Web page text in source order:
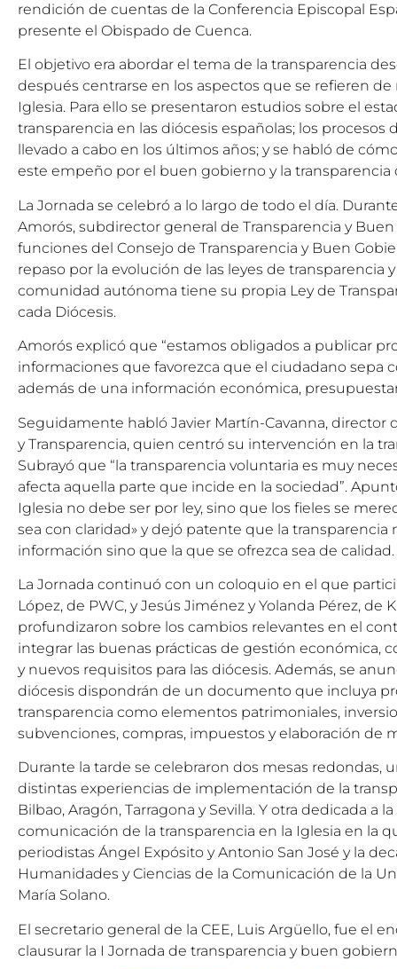
rendición de cuentas de la Conferencia Episcopal
presente el Obispado de Cuenca.
El objetivo era abordar el tema de la transparencia
después centrarse en los aspectos que se refieren de
Iglesia. Para ello se presentaron estudios sobre el
transparencia en las diócesis españolas; los procesos
llevado a cabo en los últimos años; y se habló de
este empeño por el buen gobierno y la transparencia
La Jornada se celebró a lo largo de todo el día.
Amorós, subdirector general de Transparencia y
funciones del Consejo de Transparencia y Buen
repaso por la evolución de las leyes de transparencia
comunidad autónoma tiene su propia Ley de
cada Diócesis.
Amorós explicó que “estamos obligados a publicar
informaciones que favorezca que el ciudadano sepa
además de una información económica,
Seguidamente habló Javier Martín-Cavanna, director
y Transparencia, quien centró su intervención en la
Subrayó que “la transparencia voluntaria es muy
afecta aquella parte que incide en la sociedad”.
Iglesia no debe ser por ley, sino que los fieles se
sea con claridad» y dejó patente que la
información sino que la que se ofrezca sea de calidad.
La Jornada continuó con un coloquio en el que
López, de PWC, y Jesús Jiménez y Yolanda Pérez, de
profundizaron sobre los cambios relevantes en el
integrar las buenas prácticas de gestión económica,
y nuevos requisitos para las diócesis. Además, se
diócesis dispondrán de un documento que incluya
transparencia como elementos patrimoniales,
subvenciones, compras, impuestos y elaboración de
Durante la tarde se celebraron dos mesas redondas,
distintas experiencias de implementación de la
Bilbao, Aragón, Tarragona y Sevilla. Y otra dedicada a
comunicación de la transparencia en la Iglesia en la
periodistas Ángel Expósito y Antonio San José y la
Humanidades y Ciencias de la Comunicación de la
María Solano.
El secretario general de la CEE, Luis Argüello, fue el
clausurar la I Jornada de transparencia y buen